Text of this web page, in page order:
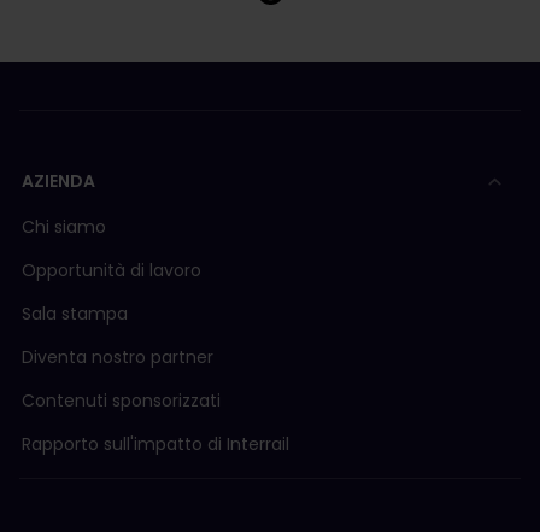
AZIENDA
Chi siamo
Opportunità di lavoro
Sala stampa
Diventa nostro partner
Contenuti sponsorizzati
Rapporto sull'impatto di Interrail